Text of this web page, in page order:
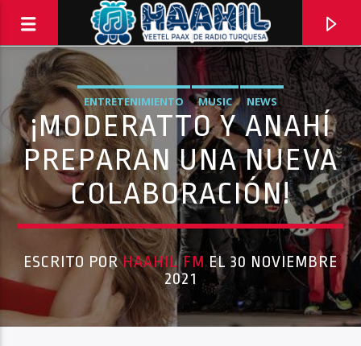
PROGRAMA ACTUAL
BACK TO ROCK
ENTRETENIMIENTO MUSIC NEWS
¡MODERATTO Y ANAHÍ
PREPARAN UNA NUEVA
COLABORACIÓN!
ESCRITO PORHAAHIL FM EL 30 NOVIEMBRE
2021